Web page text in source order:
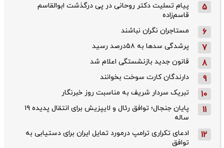
5
پیام تسلیت دکتر روحانی در پی درگذشت ابوالقاسم
قاسم‌زاده
6 مستاجران نگران نباشند
7 پرشدگی سدها به ۵۸درصد رسید
8 قانون جدید بازنشستگی اعلام شد
9 دارندگان کارت سوخت بخوانند
10 تبریک سردار شریف به مناسبت روز خبرنگار
11
پایان جنجال؛ توافق رئال و لایپزیش برای انتقال پدیده ۱۹
ساله
12
ادعای تکراری ترامپ درمورد تمایل ایران برای دستیابی به
توافق